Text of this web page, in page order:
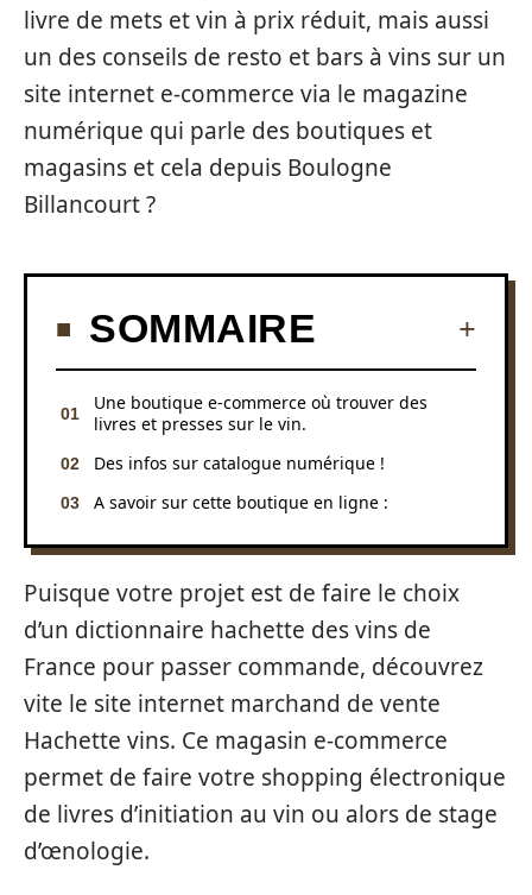
livre de mets et vin à prix réduit, mais aussi
un des conseils de resto et bars à vins sur un
site internet e-commerce via le magazine
numérique qui parle des boutiques et
magasins et cela depuis Boulogne
Billancourt ?
SOMMAIRE
Une boutique e-commerce où trouver des
livres et presses sur le vin.
Des infos sur catalogue numérique !
A savoir sur cette boutique en ligne :
Puisque votre projet est de faire le choix
d’un dictionnaire hachette des vins de
France pour passer commande, découvrez
vite le site internet marchand de vente
Hachette vins. Ce magasin e-commerce
permet de faire votre shopping électronique
de livres d’initiation au vin ou alors de stage
d’œnologie.